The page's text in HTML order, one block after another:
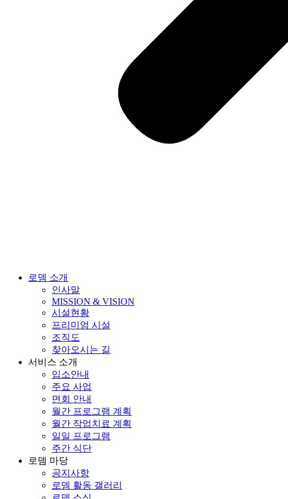
로뎀 소개
인사말
MISSION & VISION
시설현황
프리미엄 시설
조직도
찾아오시는 길
서비스 소개
입소안내
주요 사업
면회 안내
월간 프로그램 계획
월간 작업치료 계획
일일 프로그램
주간 식단
로뎀 마당
공지사항
로뎀 활동 갤러리